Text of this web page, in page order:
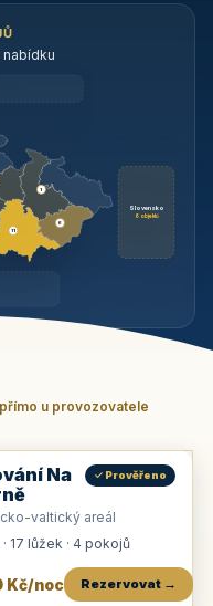
nabídku
Slovensko
6 objektů
11
1
6
u provozovatele
Na
✓ Prověřeno
valtický areál
17 lůžek · 4 pokojů
Kč/noc Rezervovat →